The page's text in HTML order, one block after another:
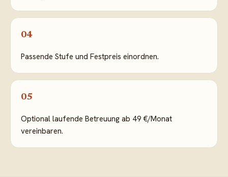
04
Passende Stufe und Festpreis einordnen.
05
Optional laufende Betreuung ab 49 €/Monat
vereinbaren.